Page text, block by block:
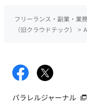
フリーランス・副業・業
（旧クラウドテック）
>
パラレルジャーナル